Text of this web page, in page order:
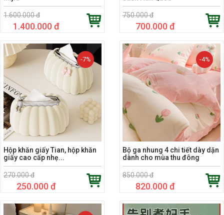
1.600.000 đ
1.400.000 đ
750.000 đ
700.000 đ
-7%
Hộp khăn giấy Tian, ​hộp khăn
giấy cao cấp nhẹ...
270.000 đ
250.000 đ
-4%
Bộ ga nhung 4 chi tiết dày dặn
dành cho mùa thu đông
850.000 đ
820.000 đ